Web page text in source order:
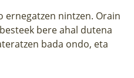
ernegatzen nintzen. Orain
bere ahal dutena
bada ondo, eta